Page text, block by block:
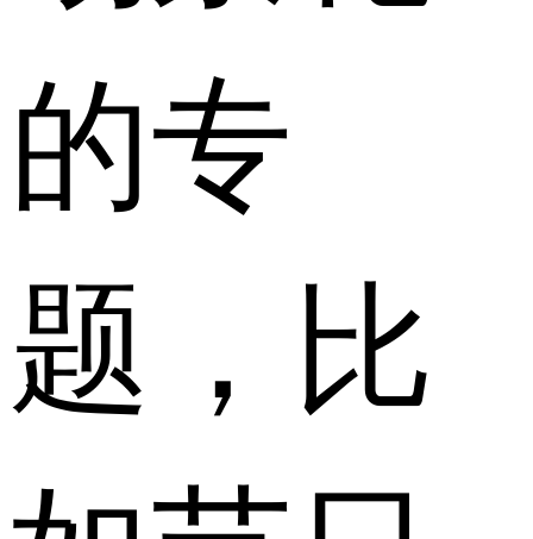
的专
题，比